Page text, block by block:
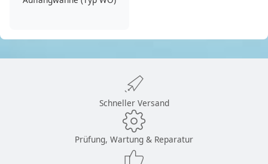
Schneller Versand
Prüfung, Wartung & Reparatur